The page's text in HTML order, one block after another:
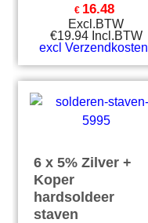
€ 16.48
Excl.BTW
€19.94 Incl.BTW
excl Verzendkosten
6 x 5% Zilver +
Koper
hardsoldeer
staven